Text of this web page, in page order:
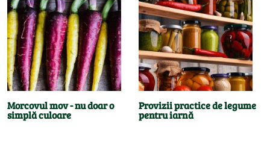
Morcovul mov - nu doar o
simplă culoare
Provizii practice de legume
pentru iarnă